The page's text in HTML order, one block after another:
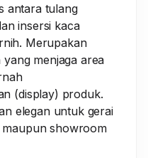
antara tulang
insersi kaca
Merupakan
menjaga area
(display) produk.
elegan untuk gerai
maupun showroom